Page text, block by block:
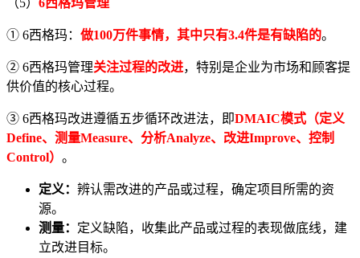
（5） 6西格玛管理
① 6西格玛： 做100万件事情，其中只有3.4件是有缺陷的。
② 6西格玛管理关注过程的改进，特别是企业为市场和顾客提
供价值的核心过程。
③ 6西格玛改进遵循五步循环改进法，即DMAIC模式（定义
Define、测量Measure、分析Analyze、改进Improve、控制
Control） 。
定义： 辨认需改进的产品或过程，确定项目所需的资
源。
测量： 定义缺陷，收集此产品或过程的表现做底线，建
立改进目标。